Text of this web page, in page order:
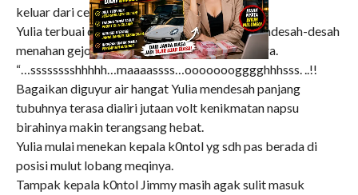
keluar dari celah-celah meqi wanita itu.
Yulia terbuai dgn mata yg terpejam sambil mendesah-desah
menahan gejolak nafsu birahi yg terus membara.
“…sssssssshhhhh…maaaassss…ooooooogggghhhsss. ..!!
Bagaikan diguyur air hangat Yulia mendesah panjang
tubuhnya terasa dialiri jutaan volt kenikmatan napsu
birahinya makin terangsang hebat.
Yulia mulai menekan kepala k0ntol yg sdh pas berada di
posisi mulut lobang meqinya.
Tampak kepala k0ntol Jimmy masih agak sulit masuk